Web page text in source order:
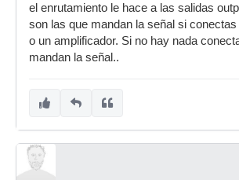
el enrutamiento le hace a las salidas
son las que mandan la señal si
o un amplificador. Si no hay nada
mandan la señal..